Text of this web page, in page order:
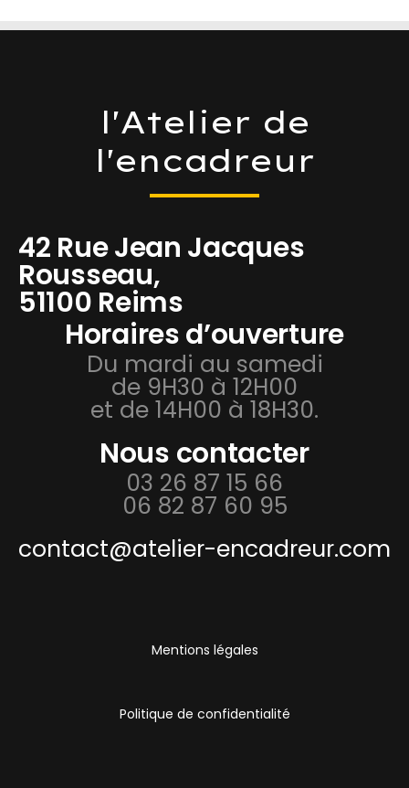
l'Atelier de
l'encadreur
42 Rue Jean Jacques
Rousseau,
51100 Reims
Horaires d’ouverture
Du mardi au samedi
de 9H30 à 12H00
et de 14H00 à 18H30.
Nous contacter
03 26 87 15 66
06 82 87 60 95
contact@atelier-encadreur.com
Mentions légales
Politique de confidentialité